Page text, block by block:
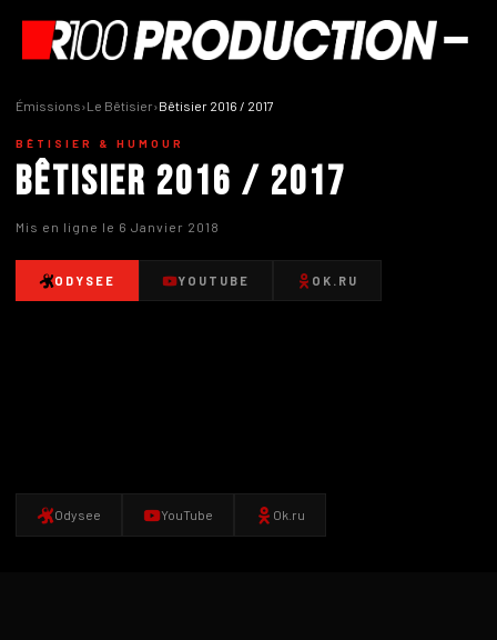
Émissions›Le Bêtisier›Bêtisier 2016 / 2017
BÊTISIER & HUMOUR
Bêtisier 2016 / 2017
Mis en ligne le 6 Janvier 2018
ODYSEE YOUTUBE OK.RU
Odysee YouTube Ok.ru